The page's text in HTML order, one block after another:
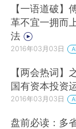
【一语道破】
革不宜一拥而
法
2016年03月03日
【两会热词】
国有资本投资
2016年03月03日
盘前必读：多